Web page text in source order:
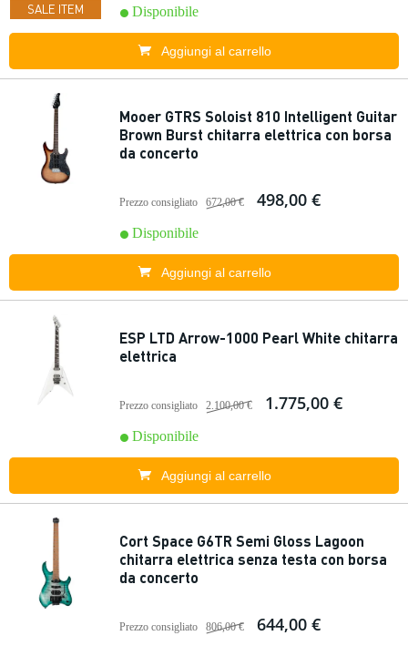
SALE ITEM Disponibile
Aggiungi al carrello
Mooer GTRS Soloist 810 Intelligent Guitar
Brown Burst chitarra elettrica con borsa
da concerto
Prezzo consigliato 672,00 € 498,00 €
Disponibile
Aggiungi al carrello
ESP LTD Arrow-1000 Pearl White chitarra
elettrica
Prezzo consigliato 2.100,00 € 1.775,00 €
Disponibile
Aggiungi al carrello
Cort Space G6TR Semi Gloss Lagoon
chitarra elettrica senza testa con borsa
da concerto
Prezzo consigliato 806,00 € 644,00 €